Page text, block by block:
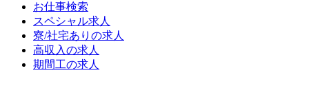
お仕事検索
スペシャル求人
寮/社宅ありの求人
高収入の求人
期間工の求人